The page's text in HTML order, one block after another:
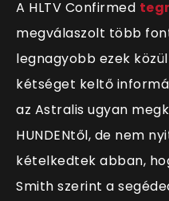
A HLTV Confirmed
megválaszolt több
legnagyobb ezek
kétséget keltő
az Astralis ugyan
HUNDENtől, de nem
kételkedtek abban,
Smith szerint a